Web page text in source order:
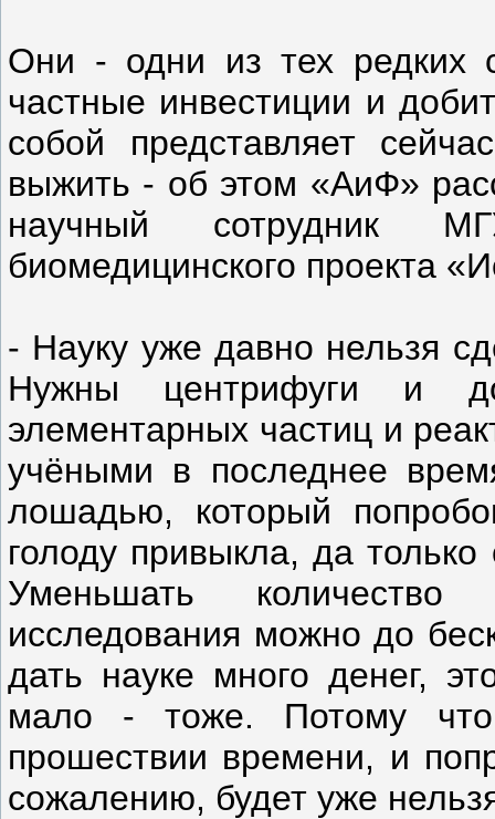
Они - одни из тех редких
частные инвестиции и
собой представляет
выжить - об этом «АиФ»
научный сотрудник
биомедицинского проекта
- Науку уже давно нельзя
Нужны центрифуги и
элементарных частиц и
учёными в последнее
лошадью, который
голоду привыкла, да
Уменьшать
исследования можно до
дать науке много денег,
мало - тоже. Потому что
прошествии времени, и
сожалению, будет уже